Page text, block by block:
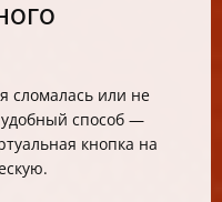
сломалась или не
удобный способ —
кнопка на